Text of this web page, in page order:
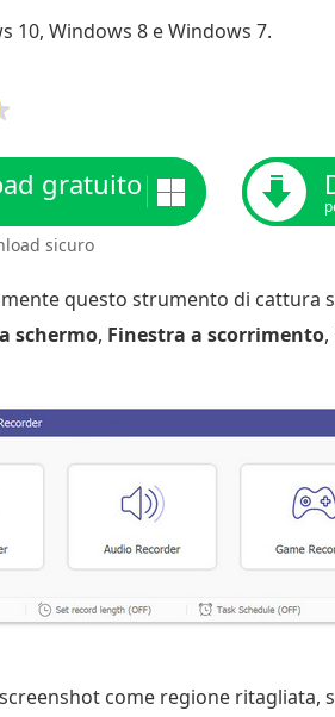
10, Windows 8 e Windows 7.
gratuito
sicuro
questo strumento di cattura
schermo, Finestra a scorrimento,
come regione ritagliata,